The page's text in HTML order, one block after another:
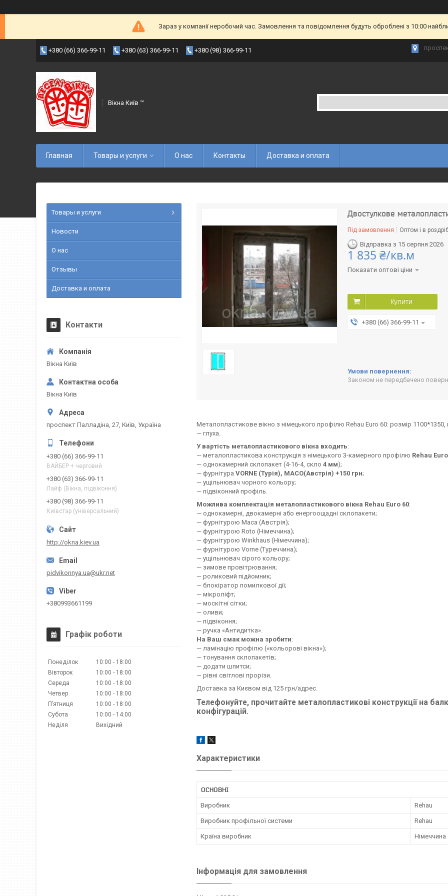
Зараз у компанії неробочий час. Замовлення та повідомлення будуть оброблені з 10:00
+380 (66) 366-99-11 +380 (63) 366-99-11 +380 (98) 366-99-11
Вікна Київ ™
Главная Товары и услуги О нас Контакты Доставка и оплата
Двостулкове
Під замовлення Оптом і в
Відправка з 15 серпня 2026
1 835 ₴/кв.м
Показати оптові ціни
Купити
+380 (66) 366-99-11
Законом не передбачено
Металопластикове вікно з німецького профілю Rehau Euro 60: розмір
— глуха.
У вартість металопластикового вікна входить:
— металопластикова конструкція з німецького 3-камерного профілю Rehau
— однокамерний склопакет (4-16-4, скло 4 мм);
— фурнітура VORNE (Турія), МАСО(Австрія) +150 грн;
— ущільнювач чорного кольору;
— підвіконний профіль.
Можлива комплектація металопластикового вікна Rehau Euro 60:
— однокамерні, двокамерні або енергоощадні склопакети;
— фурнітурою Маса (Австрія);
— фурнітурою Roto (Німеччина);
— фурнітурою Winkhaus (Німеччина);
— фурнітурою Vorne (Туреччина);
— ущільнювач сірого кольору;
— зимове провітрювання;
— роликовий підйомник;
— блокіратор помилкової дії;
— мікроліфт;
— москітні сітки;
— оливи;
— підвіконня;
— ручка «Антидитка».
На Ваш смак можна зробити:
— ламінацію профілю («кольорові вікна»);
— тонування склопакетів;
— додати шпитси;
— рівні світлові прорізи.
Доставка за Києвом від 125 грн/адрес.
Телефонуйте, прочитайте металопластикові конструкції на
конфігурацій.
Характеристики
ОСНОВНІ
Виробник Rehau
Виробник профільної системи Rehau
Країна виробник Німеччина
Інформація для замовлення
Товары и услуги
Новости
О нас
Отзывы
Доставка и оплата
Контакти
Вікна Київ
Вікна Київ
проспект Палладіна, 27, Київ, Україна
+380 (66) 366-99-11
ВАЙБЕР + черговий
+380 (63) 366-99-11
Лайф (Вікна, підвіконня)
+380 (98) 366-99-11
Київстар (універсальний)
http://okna.kiev.ua
pidvikonnya.ua@ukr.net
+380993661199
Графік роботи
Понеділок 10:00
18:00
Вівторок
10:00
18:00
Середа
10:00
18:00
Четвер
10:00
18:00
Пʼятниця
10:00
18:00
Субота
10:00
14:00
Неділя
Вихідний